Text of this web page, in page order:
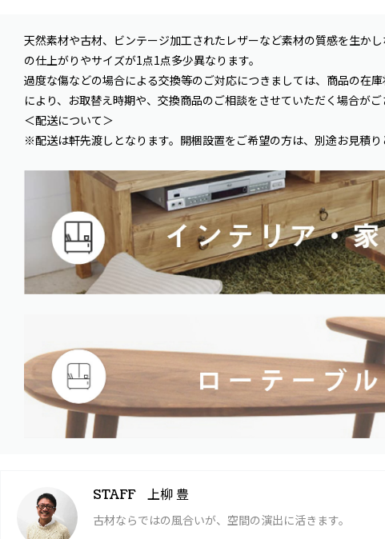
天然素材や古材、ビンテージ加工されたレザーなど素材の質感を生か
の仕上がりやサイズが1点1点多少異なります。
過度な傷などの場合による交換等のご対応につきましては、商品の在
により、お取替え時期や、交換商品のご相談をさせていただく場合がご
＜配送について＞
※配送は軒先渡しとなります。開梱設置をご希望の方は、別途お見積り
STAFF 上柳 豊
古材ならではの風合いが、空間の演出に活きます。